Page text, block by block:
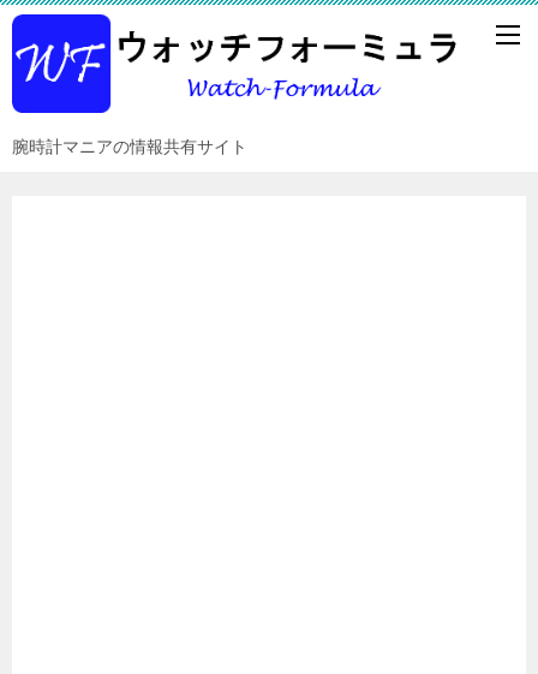
腕時計マニアの情報共有サイト